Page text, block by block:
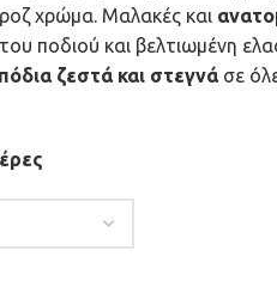
χρώμα. Μαλακές και
ποδιού και βελτιωμένη
ζεστά και στεγνάσε